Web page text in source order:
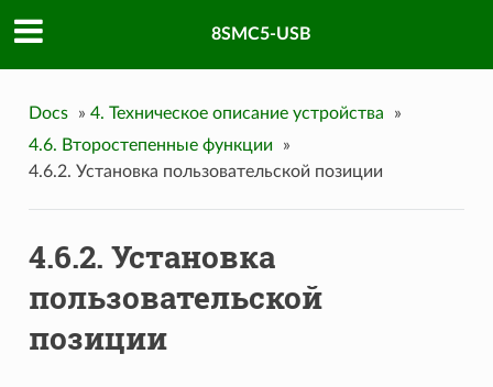
8SMC5-USB
Docs » 4. Техническое описание устройства
»
4.6. Второстепенные функции
»
4.6.2. Установка пользовательской позиции
4.6.2. Установка
пользовательской
позиции